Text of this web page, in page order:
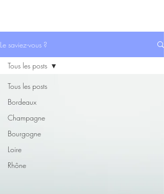
Le saviez-vous ?
Tous les posts
Bordeaux
Champagne
Bourgogne
Loire
Rhône
Tous les posts